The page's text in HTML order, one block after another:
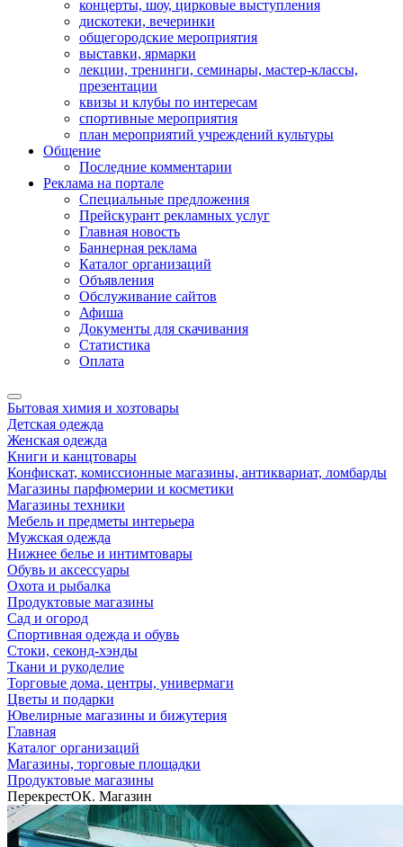
концерты, шоу, цирковые выступления
дискотеки, вечеринки
общегородские мероприятия
выставки, ярмарки
лекции, тренинги, семинары, мастер-классы,
презентации
квизы и клубы по интересам
спортивные мероприятия
план мероприятий учреждений культуры
Общение
Последние комментарии
Реклама на портале
Специальные предложения
Прейскурант рекламных услуг
Главная новость
Баннерная реклама
Каталог организаций
Объявления
Обслуживание сайтов
Афиша
Документы для скачивания
Статистика
Оплата
Бытовая химия и хозтовары
Детская одежда
Женская одежда
Книги и канцтовары
Конфискат, комиссионные магазины, антиквариат, ломбарды
Магазины парфюмерии и косметики
Магазины техники
Мебель и предметы интерьера
Мужская одежда
Нижнее белье и интимтовары
Обувь и аксессуары
Охота и рыбалка
Продуктовые магазины
Сад и огород
Спортивная одежда и обувь
Стоки, секонд-хэнды
Ткани и рукоделие
Торговые дома, центры, универмаги
Цветы и подарки
Ювелирные магазины и бижутерия
Главная
Каталог организаций
Магазины, торговые площадки
Продуктовые магазины
ПерекрестОК. Магазин